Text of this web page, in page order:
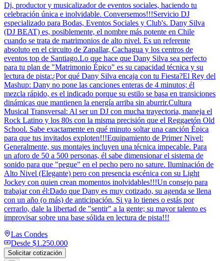
Dj, productor y musicalizador de eventos sociales, haciendo tu
celebración única e inolvidable. Conversemos!!!Servicio DJ
especializado para Bodas, Eventos Sociales y Club's. Dany Silva
(DJ BEAT) es, posiblemente, el nombre más potente en Chile
cuando se trata de matrimonios de alto nivel. Es un referente
absoluto en el circuito de Zapallar, Cachagua y los centros de
eventos top de Santiago.Lo que hace que Dany Silva sea perfecto
para tu plan de "Matrimonio Épico" es su capacidad técnica y su
lectura de pista:¿Por qué Dany Silva encaja con tu Fiesta?El Rey del
Mashup: Dany no pone las canciones enteras de 4 minutos; él
mezcla rápido, es el indicado porque su estilo se basa en transiciones
dinámicas que mantienen la energía arriba sin aburrir.Cultura
Musical Transversal: Al ser un DJ con mucha trayectoria, maneja el
Rock Latino y los 80s con la misma precisión que el Reggaetón Old
School. Sabe exactamente en qué minuto soltar una canción Épica
para que tus invitados exploten!!!Equipamiento de Primer Nivel:
Generalmente, sus montajes incluyen una técnica impecable. Para
un aforo de 50 a 500 personas, él sabe dimensionar el sistema de
sonido para que "pegue" en el pecho pero no sature. Iluminación de
Alto Nivel (Elegante) pero con presencia escénica con su Light
Jockey con quien crean momentos inolvidables!!!Un consejo para
trabajar con él:Dado que Dany es muy cotizado, su agenda se llena
con un año (o más) de anticipación. Si ya lo tienes o estás por
cerrarlo, dale la libertad de "sentir" a la gente; su mayor talento es
improvisar sobre una base sólida en lectura de pista!!!
Las Condes
Desde $1.250.000
Solicitar cotización